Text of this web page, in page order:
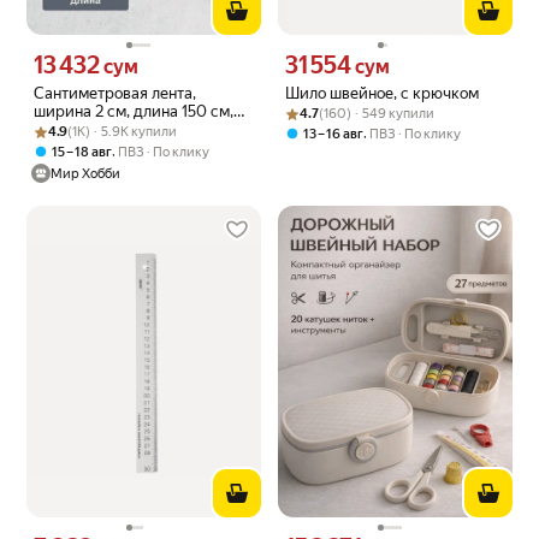
Сантиметровая лента,
ширина 2 см, длина 150 см,
цвет в ассортименте,
Hobby&Pro
Цена 13432 сум вместо
13 432сум
Рейтинг товара: 4.9 из 5
Оценок: (1K) · 5.9K купили
4.9(1K) · 5.9K купили
15 – 18 авг, ПВЗ
По клику
Мир Хобби
Шило швейное, с крючком
Цена 31554 сум вместо
31 554сум
Рейтинг товара: 4.7 из 5
Оценок: (160) · 549 купили
4.7(160) · 549 купили
13 – 16 авг, ПВЗ По клику